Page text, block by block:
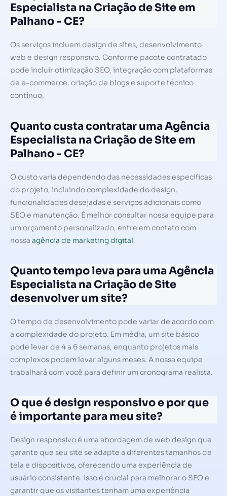
Especialista na Criação de Site em
Palhano - CE?
Os serviços incluem design de sites, desenvolvimento
web e design responsivo. Conforme pacote contratado
pode incluir otimização SEO, integração com plataformas
de e-commerce, criação de blogs e suporte técnico
contínuo.
Quanto custa contratar uma Agência
Especialista na Criação de Site em
Palhano - CE?
O custo varia dependendo das necessidades específicas
do projeto, incluindo complexidade do design,
funcionalidades desejadas e serviços adicionais como
SEO e manutenção. É melhor consultar nossa equipe para
um orçamento personalizado, entre em contato com
nossa agência de marketing digital.
Quanto tempo leva para uma Agência
Especialista na Criação de Site
desenvolver um site?
O tempo de desenvolvimento pode variar de acordo com
a complexidade do projeto. Em média, um site básico
pode levar de 4 a 6 semanas, enquanto projetos mais
complexos podem levar alguns meses. A nossa equipe
trabalhará com você para definir um cronograma realista.
O que é design responsivo e por que
é importante para meu site?
Design responsivo é uma abordagem de web design que
garante que seu site se adapte a diferentes tamanhos de
tela e dispositivos, oferecendo uma experiência de
usuário consistente. Isso é crucial para melhorar o SEO e
garantir que os visitantes tenham uma experiência